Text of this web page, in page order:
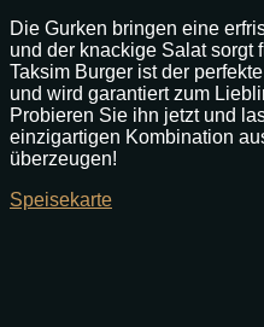
Die Gurken bringen eine
und der knackige Salat sorgt
Taksim Burger ist der
und wird garantiert zum
Probieren Sie ihn jetzt und
einzigartigen Kombination
überzeugen!
Speisekarte